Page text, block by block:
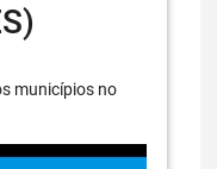
municípios no